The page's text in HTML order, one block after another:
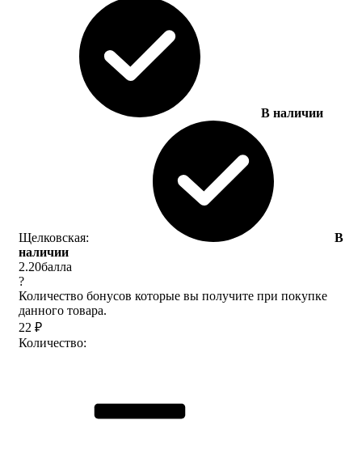
В наличии
Щелковская:
В
наличии
2.20балла
?
Количество бонусов которые вы получите при покупке
данного товара.
22 ₽
Количество: